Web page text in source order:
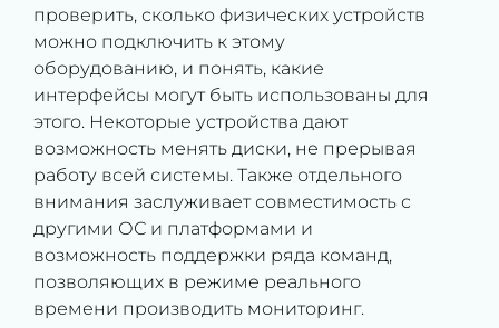
проверить, сколько физических устройств
можно подключить к этому
оборудованию, и понять, какие
интерфейсы могут быть использованы для
этого. Некоторые устройства дают
возможность менять диски, не прерывая
работу всей системы. Также отдельного
внимания заслуживает совместимость с
другими ОС и платформами и
возможность поддержки ряда команд,
позволяющих в режиме реального
времени производить мониторинг.